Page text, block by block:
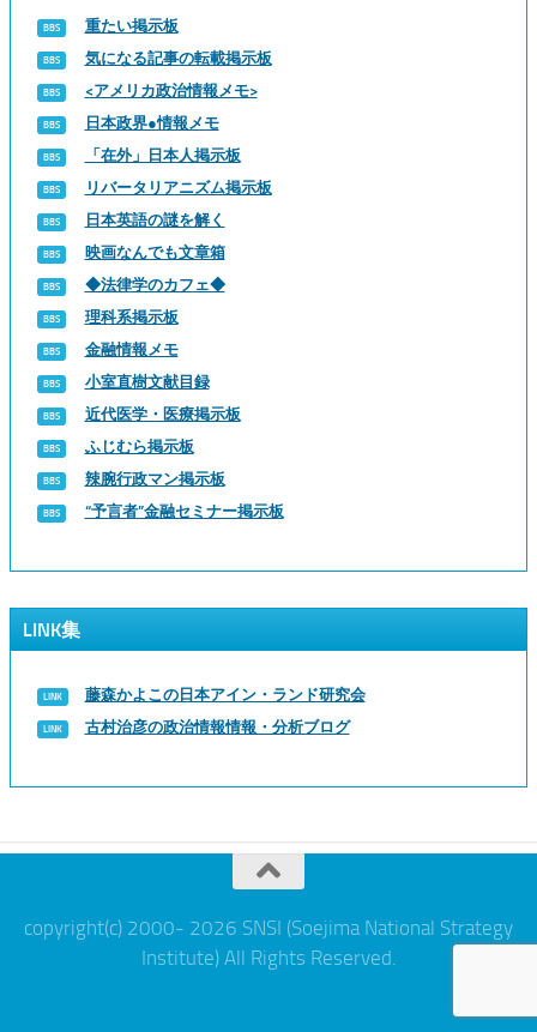
重たい掲示板
気になる記事の転載掲示板
<アメリカ政治情報メモ>
日本政界●情報メモ
「在外」日本人掲示板
リバータリアニズム掲示板
日本英語の謎を解く
映画なんでも文章箱
◆法律学のカフェ◆
理科系掲示板
金融情報メモ
小室直樹文献目録
近代医学・医療掲示板
ふじむら掲示板
辣腕行政マン掲示板
“予言者”金融セミナー掲示板
LINK集
藤森かよこの日本アイン・ランド研究会
古村治彦の政治情報情報・分析ブログ
copyright(c) 2000- 2026 SNSI (Soejima National Strategy
Institute) All Rights Reserved.